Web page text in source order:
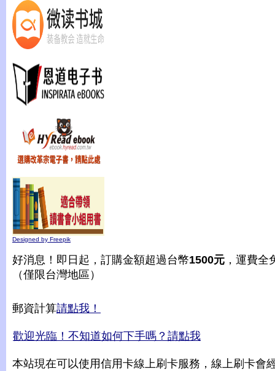
Designed by Freepik
好消息！即日起，訂購金額超過台幣1500元 ，運費全
（僅限台灣地區）
郵資計算請點我！
歡迎光臨！不知道如何下手嗎？請點我
本站現在可以使用信用卡線上刷卡服務，線上刷卡會